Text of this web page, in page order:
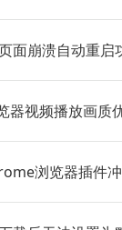
面崩溃自动重启
器视频播放画质
浏览器插件